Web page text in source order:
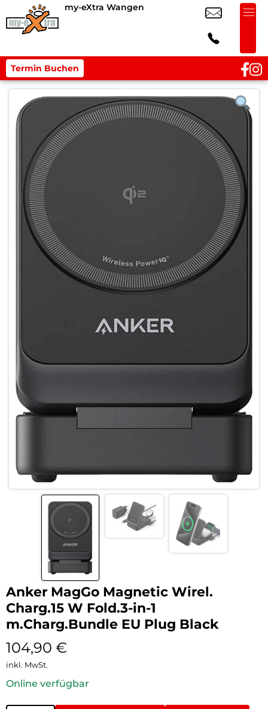
my-eXtra Wangen
Termin Buchen
Anker MagGo Magnetic Wirel.
Charg.15 W Fold.3-in-1
m.Charg.Bundle EU Plug Black
104,90 €
inkl. MwSt.
Online verfügbar